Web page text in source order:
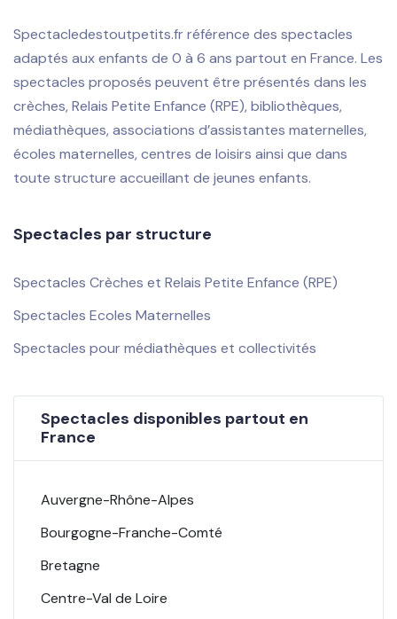
Spectacledestoutpetits.fr référence des spectacles
adaptés aux enfants de 0 à 6 ans partout en France. Les
spectacles proposés peuvent être présentés dans les
crèches, Relais Petite Enfance (RPE), bibliothèques,
médiathèques, associations d’assistantes maternelles,
écoles maternelles, centres de loisirs ainsi que dans
toute structure accueillant de jeunes enfants.
Spectacles par structure
Spectacles Crèches et Relais Petite Enfance (RPE)
Spectacles Ecoles Maternelles
Spectacles pour médiathèques et collectivités
Spectacles disponibles partout en
France
Auvergne-Rhône-Alpes
Bourgogne-Franche-Comté
Bretagne
Centre-Val de Loire